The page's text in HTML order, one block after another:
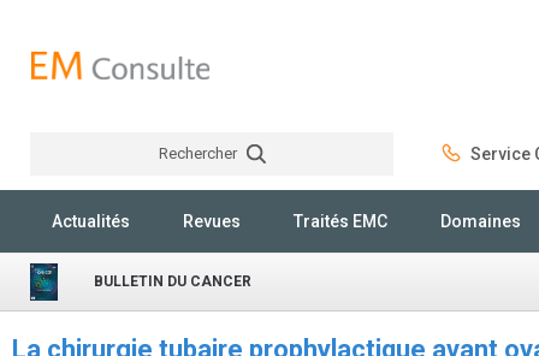
Rechercher Service
Actualités Revues Traités EMC Domaines
BULLETIN DU CANCER
La chirurgie tubaire prophylactique avant